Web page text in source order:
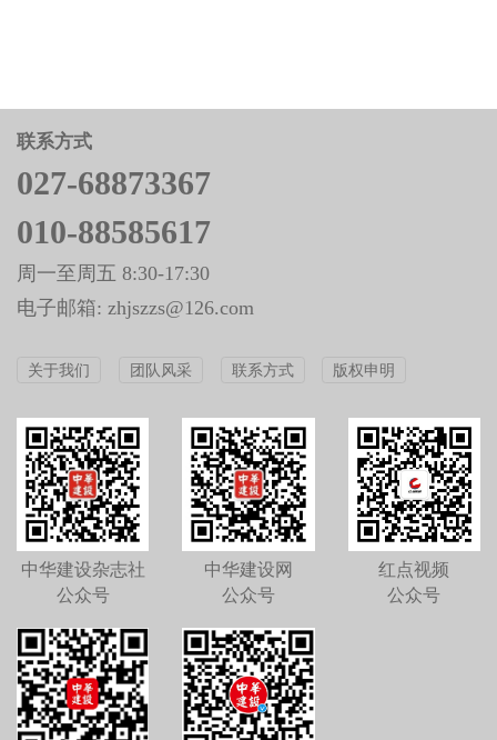
联系方式
027-68873367
010-88585617
周一至周五 8:30-17:30
电子邮箱: zhjszzs@126.com
关于我们 团队风采 联系方式 版权申明
中华建设杂志社
公众号
中华建设网
公众号
红点视频
公众号